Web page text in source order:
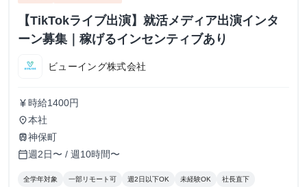
【TikTokライブ出演】就活メディア出演インタ
ーン募集｜稼げるインセンティブあり
ビューイング株式会社
currency_yen 時給1400円
place本社
train神保町
calendar_today週2日〜 / 週10時間〜
全学年対象 一部リモート可 週2日以下OK 未経験OK 社長直下